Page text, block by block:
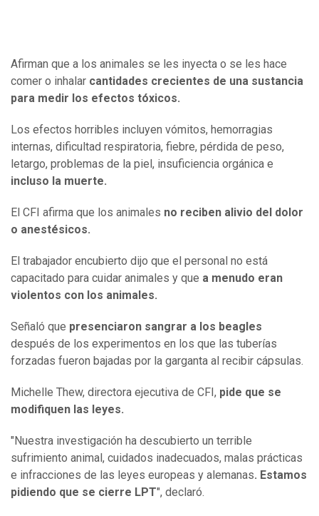
Afirman que a los animales se les inyecta o se les hace
comer o inhalar cantidades crecientes de una sustancia
para medir los efectos tóxicos.
Los efectos horribles incluyen vómitos, hemorragias
internas, dificultad respiratoria, fiebre, pérdida de peso,
letargo, problemas de la piel, insuficiencia orgánica e
incluso la muerte.
El CFI afirma que los animales no reciben alivio del dolor
o anestésicos.
El trabajador encubierto dijo que el personal no está
capacitado para cuidar animales y que a menudo eran
violentos con los animales.
Señaló que presenciaron sangrar a los beagles
después de los experimentos en los que las tuberías
forzadas fueron bajadas por la garganta al recibir cápsulas.
Michelle Thew, directora ejecutiva de CFI, pide que se
modifiquen las leyes.
"Nuestra investigación ha descubierto un terrible
sufrimiento animal, cuidados inadecuados, malas prácticas
e infracciones de las leyes europeas y alemanas. Estamos
pidiendo que se cierre LPT", declaró.